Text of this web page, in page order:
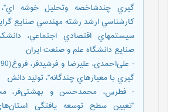
گيري چندشاخصه وتحليل خوشه اي"،
كارشناسي ارشد رشته مهندسي صنايع
سيستمهاي اقتصادي اجتماعي،
صنايع دانشگاه علم و صنعت ايران
گيري با معيارهاي چندگانه"، تولید دانش
"تعیین سطح توسعه یافتگی